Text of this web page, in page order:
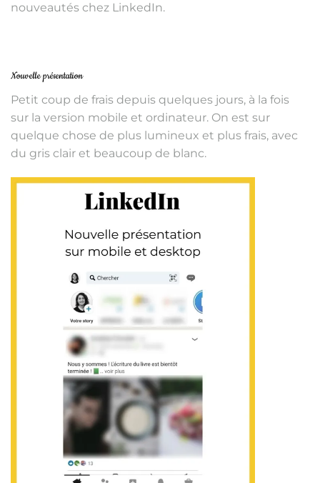
nouveautés chez LinkedIn.
Nouvelle présentation
Petit coup de frais depuis quelques jours, à la fois
sur la version mobile et ordinateur. On est sur
quelque chose de plus lumineux et plus frais, avec
du gris clair et beaucoup de blanc.